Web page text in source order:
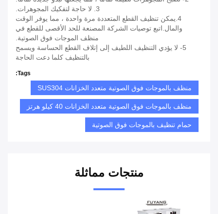
3. لا حاجة لتفكيك المجوهرات.
4.يمكن تنظيف القطع المتعددة مرة واحدة ، مما يوفر الوقت
والمال.اتبع توصيات الشركة المصنعة للحد الأقصى للقطع في
منظف الموجات فوق الصوتية.
5- لا يؤدي التنظيف اللطيف إلى إتلاف القطع الحساسة ويسمح
بالتنظيف كلما دعت الحاجة
Tags:
منظف ​​بالموجات فوق الصوتية متعدد الخزانات SUS304
منظف بالموجات فوق الصوتية متعدد الخزانات 40 كيلو هرتز
حمام تنظيف بالموجات فوق الصوتية
منتجات مماثلة